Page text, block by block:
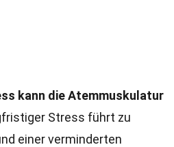
kann die Atemmuskulatur
Stress führt zu
einer verminderten